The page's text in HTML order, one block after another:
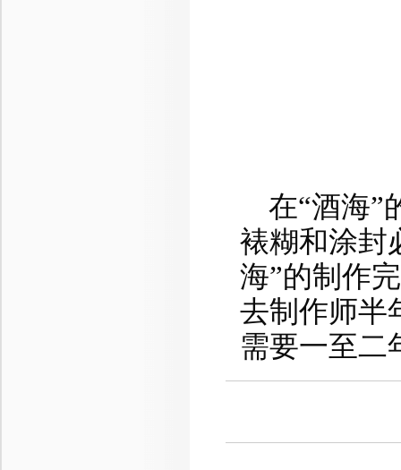
在“酒海”
裱糊和涂封
海”的制作
去制作师半
需要一至二